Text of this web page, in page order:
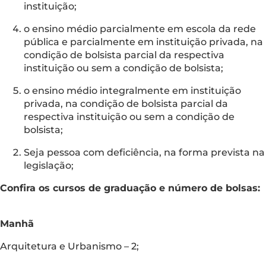
instituição;
o ensino médio parcialmente em escola da rede
pública e parcialmente em instituição privada, na
condição de bolsista parcial da respectiva
instituição ou sem a condição de bolsista;
o ensino médio integralmente em instituição
privada, na condição de bolsista parcial da
respectiva instituição ou sem a condição de
bolsista;
Seja pessoa com deficiência, na forma prevista na
legislação;
Confira os cursos de graduação e número de bolsas:
Manhã
Arquitetura e Urbanismo – 2;